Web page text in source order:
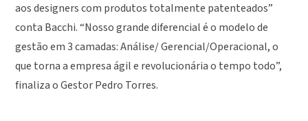
aos designers com produtos totalmente patenteados”
conta Bacchi. “Nosso grande diferencial é o modelo de
gestão em 3 camadas: Análise/ Gerencial/Operacional, o
que torna a empresa ágil e revolucionária o tempo todo”,
finaliza o Gestor Pedro Torres.